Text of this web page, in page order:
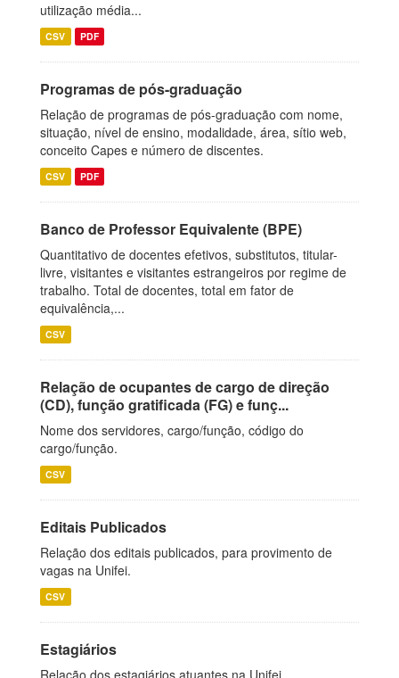
utilização média...
CSV PDF
Programas de pós-graduação
Relação de programas de pós-graduação com nome,
situação, nível de ensino, modalidade, área, sítio web,
conceito Capes e número de discentes.
CSV PDF
Banco de Professor Equivalente (BPE)
Quantitativo de docentes efetivos, substitutos, titular-
livre, visitantes e visitantes estrangeiros por regime de
trabalho. Total de docentes, total em fator de
equivalência,...
CSV
Relação de ocupantes de cargo de direção
(CD), função gratificada (FG) e funç...
Nome dos servidores, cargo/função, código do
cargo/função.
CSV
Editais Publicados
Relação dos editais publicados, para provimento de
vagas na Unifei.
CSV
Estagiários
Relação dos estagiários atuantes na Unifei.